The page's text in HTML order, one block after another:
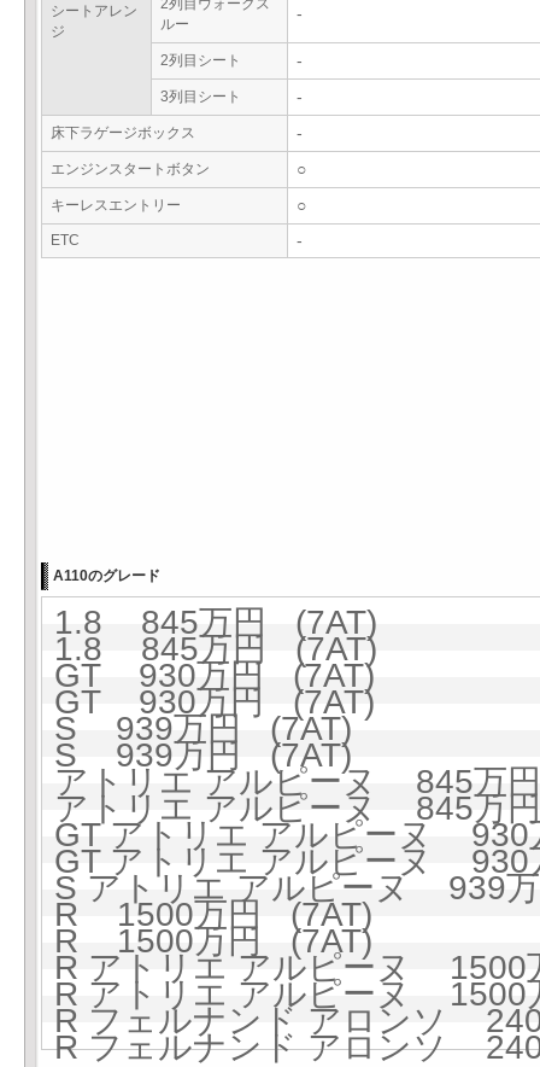
シートアレン
ジ
2列目ウォークス
ルー
-
2列目シート -
3列目シート -
床下ラゲージボックス -
エンジンスタートボタン ○
キーレスエントリー ○
ETC -
A110のグレード
1.8 845万円 (7AT)
1.8 845万円 (7AT)
GT 930万円 (7AT)
GT 930万円 (7AT)
S 939万円 (7AT)
S 939万円 (7AT)
アトリエ アルピーヌ 845万
アトリエ アルピーヌ 845万
GT アトリエ アルピーヌ
GT アトリエ アルピーヌ
S アトリエ アルピーヌ 939
R 1500万円 (7AT)
R 1500万円 (7AT)
R アトリエ アルピーヌ 1500
R アトリエ アルピーヌ 1500
R フェルナンド アロンソ
R フェルナンド アロンソ